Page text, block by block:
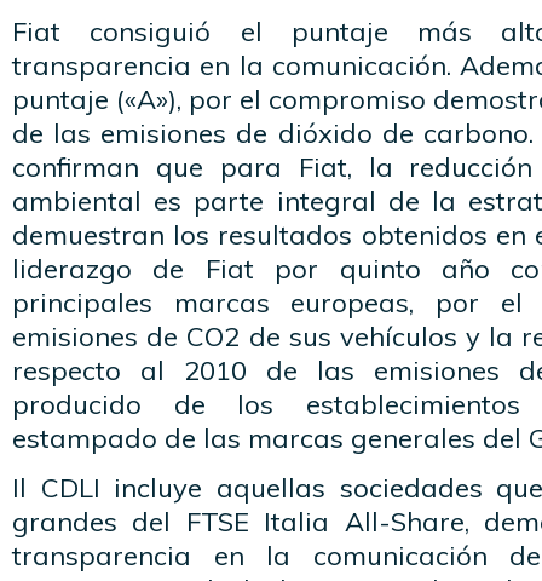
Fiat consiguió el puntaje más
transparencia en la comunicación.
puntaje («A»), por el compromiso
de las emisiones de dióxido de
confirman que para Fiat, la
ambiental es parte integral de la
demuestran los resultados obtenidos en
liderazgo de Fiat por quinto año
principales marcas europeas, por
emisiones de CO2 de sus vehículos y la
respecto al 2010 de las emisiones
producido de los
estampado de las marcas generales del
Il CDLI incluye aquellas sociedades
grandes del FTSE Italia All-Share,
transparencia en la comunicación